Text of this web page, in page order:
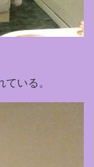
いる。